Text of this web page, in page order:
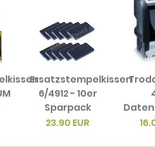
Ersatzstempelkissen
6/4912 - 10er
Sparpack
23.90 EUR